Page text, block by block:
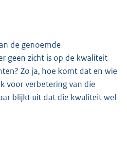
de genoemde
geen zicht is op de kwaliteit
Zo ja, hoe komt dat en wie
voor verbetering van die
blijkt uit dat die kwaliteit wel